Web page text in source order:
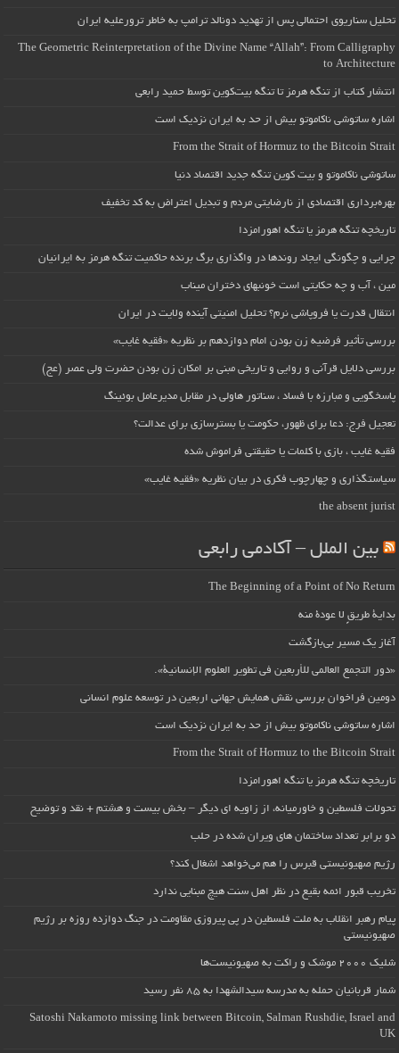
تحلیل سناریوی احتمالی پس از تهدید دونالد ترامپ به خاطر ترورعلیه ایران
The Geometric Reinterpretation of the Divine Name “Allah”: From Calligraphy
to Architecture
انتشار کتاب از تنگه هرمز تا تنگه بیت‌کوین توسط حمید رابعی
اشاره ساتوشی ناکاموتو بیش از حد به ایران نزدیک است
From the Strait of Hormuz to the Bitcoin Strait
ساتوشی ناکاموتو و بیت کوین تنگه جدید اقتصاد دنیا
بهره‌برداری اقتصادی از نارضایتی مردم و تبدیل اعتراض به کد تخفیف
تاریخچه تنگه هرمز یا تنگه اهورامزدا
چرایی و چگونگی ایجاد روندها در واگذاری برگ برنده حاکمیت تنگه هرمز به ایرانیان
مین ، آب و چه حکایتی است خونبهای دختران میناب
انتقال قدرت یا فروپاشی نرم؟ تحلیل امنیتی آینده ولایت در ایران
بررسی تأثیر فرضیه زن بودن امام دوازدهم بر نظریه «فقیه غایب»
بررسی دلایل قرآنی و روایی و تاریخی مبنی بر امکان زن بودن حضرت ولی عصر (عج)
پاسخگویی و مبارزه با فساد ، سناتور هاولی در مقابل مدیرعامل بوئینگ
تعجیل فرج: دعا برای ظهور، حکومت یا بسترسازی برای عدالت؟
فقیه غایب ، بازی با کلمات یا حقیقتی فراموش شده
سیاستگذاری و چهارچوب فکری در بیان نظریه «فقیه غایب»
the absent jurist
بین الملل – آکادمی رابعی
The Beginning of a Point of No Return
بداية طريقٍ لا عودة منه
آغاز یک مسیر بی‌بازگشت
«دور التجمع العالمي للأربعين في تطوير العلوم الإنسانية».
دومین فراخوان بررسی نقش همایش جهانی اربعین در توسعه علوم انسانی
اشاره ساتوشی ناکاموتو بیش از حد به ایران نزدیک است
From the Strait of Hormuz to the Bitcoin Strait
تاریخچه تنگه هرمز یا تنگه اهورامزدا
تحولات فلسطین و خاورمیانه، از زاویه ای دیگر – بخش بیست و هشتم + نقد و توضیح
دو برابر تعداد ساختمان های ویران شده در حلب
رژیم صهیونیستی قبرس را هم می‌خواهد اشغال کند؟
تخریب قبور ائمه بقیع در نظر اهل سنت هیچ مبنایی ندارد
پیام رهبر انقلاب به ملت فلسطین در پی پیروزی مقاومت در جنگ دوازده روزه بر رژیم
صهیونیستی
شلیک ۲۰۰۰ موشک و راکت به صهیونیست‌ها
شمار قربانیان حمله به مدرسه سیدالشهدا به ۸۵ نفر رسید
Satoshi Nakamoto missing link between Bitcoin, Salman Rushdie, Israel and
UK